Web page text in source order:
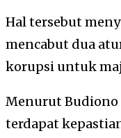
Hal tersebut
mencabut dua
korupsi untuk
Menurut Budiono
terdapat